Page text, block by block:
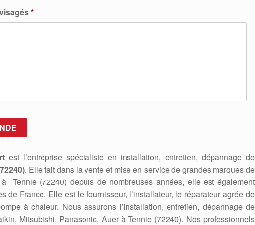
*
est l’entreprise spécialiste en installation, entretien, dépannage de
. Elle fait dans la vente et mise en service de grandes marques de
Tennie (72240) depuis de nombreuses années, elle est également
de France. Elle est le fournisseur, l’installateur, le réparateur agrée de
à chaleur. Nous assurons l’installation, entretien, dépannage de
Mitsubishi, Panasonic, Auer à Tennie (72240). Nos professionnels